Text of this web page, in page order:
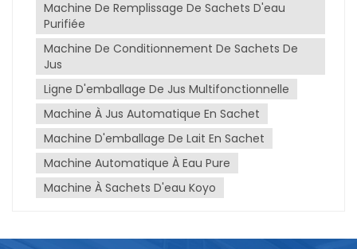
et la typhoïde. Cela revêt une grande importance
pour réduire les maladies et la mortalité des enfants
causées par une eau potable insalubre.Commodité
et accessibilité : La portabilité et la facilité d’accès
de l’eau conditionnée permettent aux enfants et
aux familles d’obtenir plus facilement de l’eau
potable, en particulier dans les villes et certaines
zones aux infrastructures incomplètes. Cette
commodité contribue à augmenter la
consommation d’eau des enfants, ce qui est
bénéfique pour leur santé et leur
conditionnée contribue à réduire la propagation des
Machine De Remplissage De Sachets D'eau
Purifiée
Machine De Conditionnement De Sachets De
Jus
Ligne D'emballage De Jus Multifonctionnelle
Machine À Jus Automatique En Sachet
Machine D'emballage De Lait En Sachet
Machine Automatique À Eau Pure
Machine À Sachets D'eau Koyo